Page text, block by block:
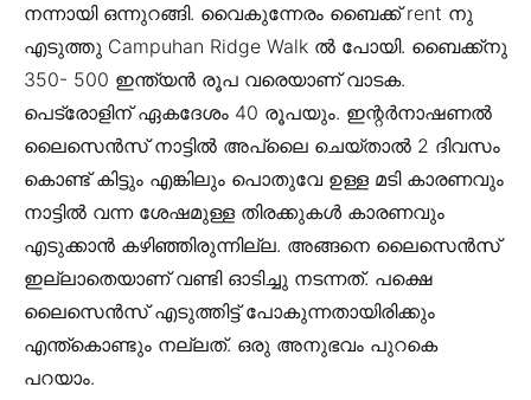
നന്നായി ഒന്നുറങ്ങി. വൈകുന്നേരം ബൈക്ക് rent നു
എടുത്തു Campuhan Ridge Walk ല്‍ പോയി. ബൈക്ക്നു
350- 500 ഇന്ത്യന്‍ രൂപ വരെയാണ് വാടക.
പെട്രോളിന് ഏകദേശം 40 രൂപയും. ഇന്റര്‍നാഷണല്‍
ലൈസെന്‍സ് നാട്ടില്‍ അപ്ലൈ ചെയ്താല്‍ 2 ദിവസം
കൊണ്ട് കിട്ടും എങ്കിലും പൊതുവേ ഉള്ള മടി കാരണവും
നാട്ടില്‍ വന്ന ശേഷമുള്ള തിരക്കുകള്‍ കാരണവും
എടുക്കാന്‍ കഴിഞ്ഞിരുന്നില്ല. അങ്ങനെ ലൈസെന്‍സ്
ഇല്ലാതെയാണ് വണ്ടി ഓടിച്ചു നടന്നത്. പക്ഷെ
ലൈസെന്‍സ് എടുത്തിട്ട് പോകുന്നതായിരിക്കും
എന്ത്കൊണ്ടും നല്ലത്. ഒരു അനുഭവം പുറകെ
പറയാം.